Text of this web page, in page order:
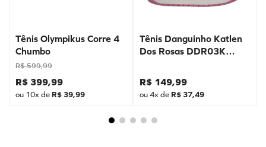
Tênis Olympikus Corre 4
Chumbo
R$ 599,99
R$ 399,99
ou 10x de R$ 39,99
Tênis Danguinho Katlen
Dos Rosas DDR03K
R$ 149,99
ou4x de R$ 37,49